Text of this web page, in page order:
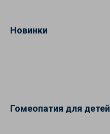
Новинки
Гомеопатия для детей